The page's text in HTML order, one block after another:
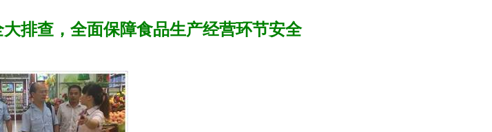
排查，全面保障食品生产经营环节安全